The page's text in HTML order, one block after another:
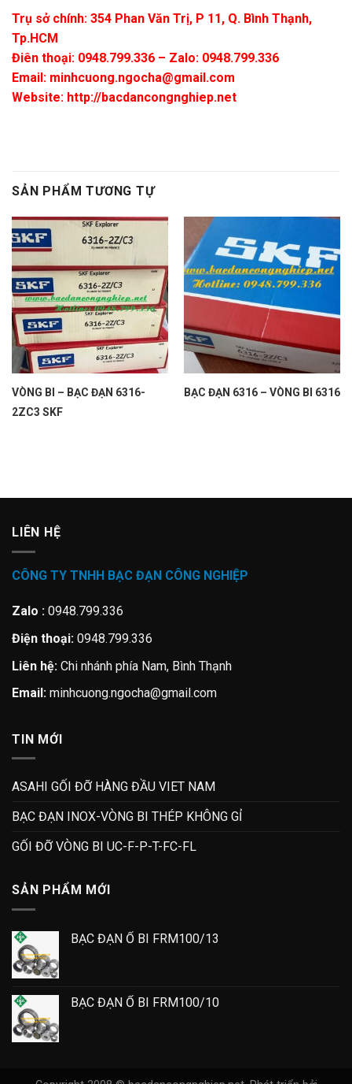
Trụ sở chính: 354 Phan Văn Trị, P 11, Q. Bình Thạnh,
Tp.HCM
Điên thoại: 0948.799.336 – Zalo: 0948.799.336
Email: minhcuong.ngocha@gmail.com
Website: http://bacdancongnghiep.net
SẢN PHẨM TƯƠNG TỰ
VÒNG BI – BẠC ĐẠN 6316-
2ZC3 SKF
BẠC ĐẠN 6316 – VÒNG BI 6316
LIÊN HỆ
CÔNG TY TNHH BẠC ĐẠN CÔNG NGHIỆP
Zalo : 0948.799.336
Điện thoại: 0948.799.336
Liên hệ: Chi nhánh phía Nam, Bình Thạnh
Email: minhcuong.ngocha@gmail.com
TIN MỚI
ASAHI GỐI ĐỠ HÀNG ĐẦU VIET NAM
BẠC ĐẠN INOX-VÒNG BI THÉP KHÔNG GỈ
GỐI ĐỠ VÒNG BI UC-F-P-T-FC-FL
SẢN PHẨM MỚI
BẠC ĐẠN Ổ BI FRM100/13
BẠC ĐẠN Ổ BI FRM100/10